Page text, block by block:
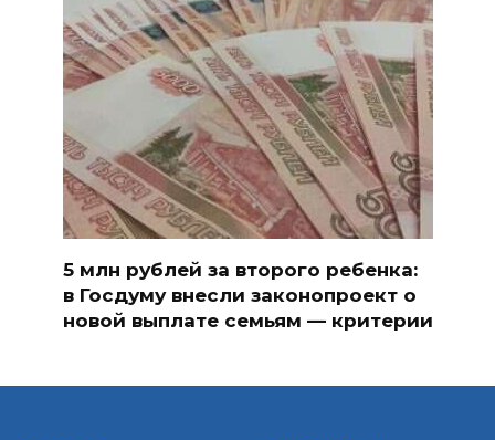
5 млн рублей за второго ребенка:
в Госдуму внесли законопроект о
новой выплате семьям — критерии